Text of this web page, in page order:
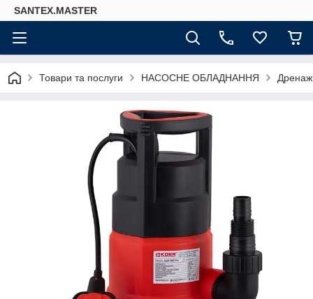
SANTEX.MASTER
Товари та послуги НАСОСНЕ ОБЛАДНАННЯ